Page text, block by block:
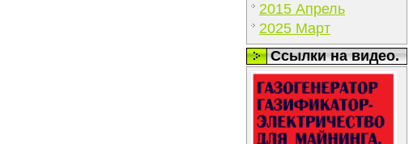
2015 Апрель
2025 Март
Ссылки на видео.